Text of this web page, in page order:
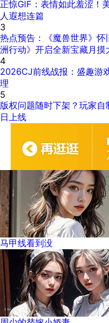
正惊GIF：表情如此羞涩！
人遐想连篇
3
热点预告：《魔兽世界》
洲行动》开启全新宝藏月摸
4
2026CJ前线战报：盛趣游
理
5
版权问题随时下架？玩家
日上线
马甲线看到没